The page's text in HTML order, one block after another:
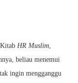
HR Muslim,
beliau menemui
ingin mengganggu